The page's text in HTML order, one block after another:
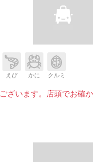
えび かに クルミ
ざいます。店頭でお確か